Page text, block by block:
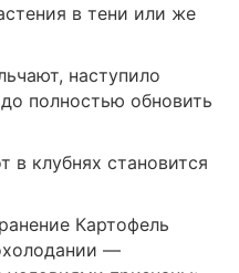
в тени или же
наступило
полностью обновить
в клубнях становится
Картофель
—